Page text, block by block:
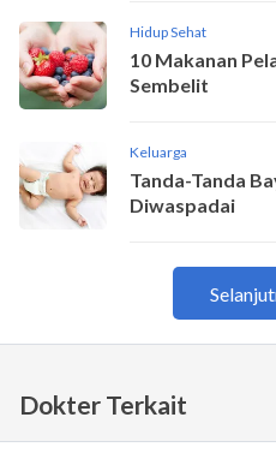
Dokter Terkait